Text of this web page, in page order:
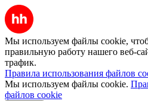
Мы используем файлы cookie,
правильную работу нашего веб-
трафик.
Правила использования файлов
Мы используем файлы cookie.
файлов cookie